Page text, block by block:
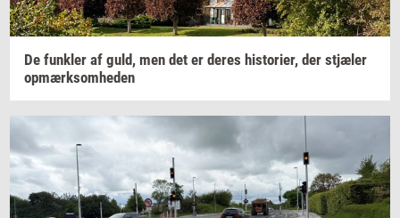
De funk­ler af guld, men det er deres hi­sto­ri­er, der stjæ­ler
op­mærk­som­he­den